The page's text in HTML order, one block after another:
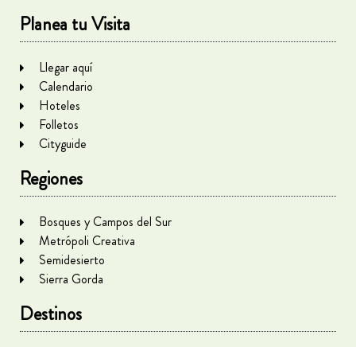
Planea tu Visita
Llegar aquí
Calendario
Hoteles
Folletos
Cityguide
Regiones
Bosques y Campos del Sur
Metrópoli Creativa
Semidesierto
Sierra Gorda
Destinos